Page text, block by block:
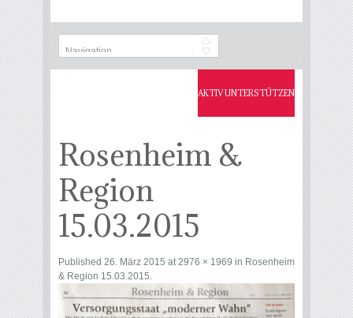
AKTIV UNTERSTÜTZEN
Rosenheim &
Region
15.03.2015
Published 26. März 2015 at2976 × 1969 in Rosenheim
& Region 15.03.2015.